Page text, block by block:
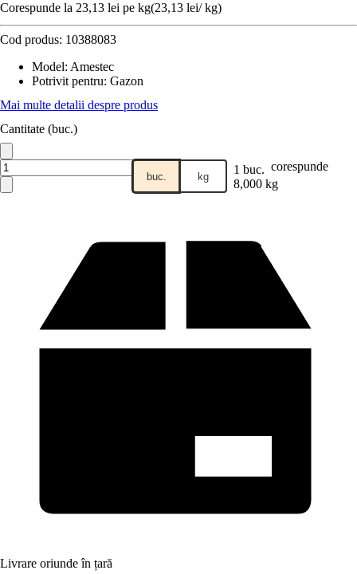
Corespunde la 23,13 lei pe kg(23,13 lei/ kg)
Cod produs: 10388083
Model: Amestec
Potrivit pentru: Gazon
Mai multe detalii despre produs
Cantitate (buc.)
buc. kg 1 buc. corespunde
8,000 kg
Livrare oriunde în țară